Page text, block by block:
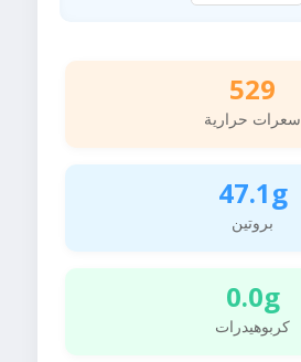
529
سعرات حرارية
47.1g
بروتين
0.0g
كربوهيدرات